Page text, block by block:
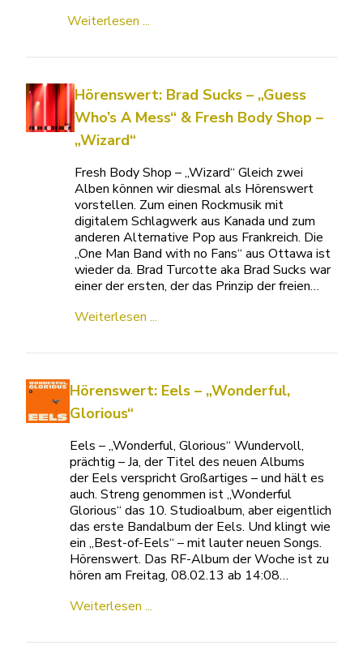
Weiterlesen ...
Hörenswert: Brad Sucks – „Guess
Who’s A Mess“ & Fresh Body Shop –
„Wizard“
Fresh Body Shop – „Wizard“ Gleich zwei
Alben können wir diesmal als Hörenswert
vorstellen. Zum einen Rockmusik mit
digitalem Schlagwerk aus Kanada und zum
anderen Alternative Pop aus Frankreich. Die
„One Man Band with no Fans“ aus Ottawa ist
wieder da. Brad Turcotte aka Brad Sucks war
einer der ersten, der das Prinzip der freien…
Weiterlesen ...
Hörenswert: Eels – „Wonderful,
Glorious“
Eels – „Wonderful, Glorious“ Wundervoll,
prächtig – Ja, der Titel des neuen Albums
der Eels verspricht Großartiges – und hält es
auch. Streng genommen ist „Wonderful
Glorious“ das 10. Studioalbum, aber eigentlich
das erste Bandalbum der Eels. Und klingt wie
ein „Best-of-Eels“ – mit lauter neuen Songs.
Hörenswert. Das RF-Album der Woche ist zu
hören am Freitag, 08.02.13 ab 14:08…
Weiterlesen ...